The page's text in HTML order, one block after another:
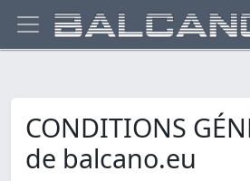
CONDITIONS
de balcano.eu